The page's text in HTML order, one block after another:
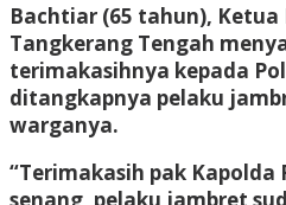
Bachtiar (65 tahun), Ketua
Tangkerang Tengah
terimakasihnya kepada
ditangkapnya pelaku
warganya.
“Terimakasih pak
senang, pelaku jambret